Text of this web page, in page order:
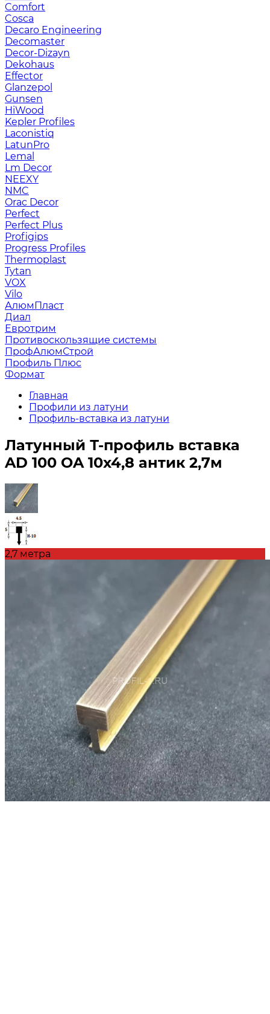
Comfort
Cosca
Decaro Engineering
Decomaster
Decor-Dizayn
Dekohaus
Effector
Glanzepol
Gunsen
HiWood
Kepler Profiles
Laconistiq
LatunPro
Lemal
Lm Decor
NEEXY
NMC
Orac Decor
Perfect
Perfect Plus
Profigips
Progress Profiles
Thermoplast
Tytan
VOX
Vilo
АлюмПласт
Диал
Евротрим
Противоскользящие системы
ПрофАлюмСтрой
Профиль Плюс
Формат
Главная
Профили из латуни
Профиль-вставка из латуни
Латунный Т-профиль вставка
AD 100 OA 10х4,8 антик 2,7м
2,7 метра